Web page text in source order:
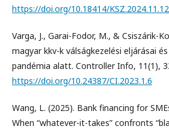
https://doi.org/10.18414/
Varga, J., Garai-Fodor, M., & Csiszárik-
magyar kkv-k válságkezelési eljárásai
pandémia alatt. Controller Info, 11(1),
https://doi.org/10.24387/CI.2023.1.6
Wang, L. (2025). Bank financing for
When “whatever-it-takes” confronts